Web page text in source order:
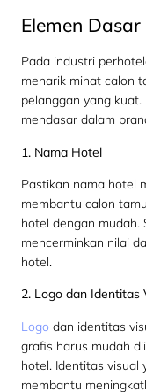
Elemen
Pada industri
menarik minat calon
pelanggan yang
mendasar dalam
1. Nama Hotel
Pastikan nama hotel
membantu calon
hotel dengan mudah.
mencerminkan nilai
hotel.
2. Logo dan Identitas
Logo dan identitas
grafis harus mudah
hotel. Identitas visual
membantu